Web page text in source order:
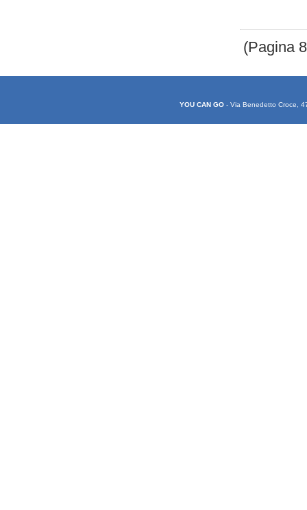
YOU CAN GO - Via Benedetto Croce,